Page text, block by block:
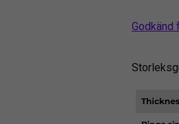
Godkänd